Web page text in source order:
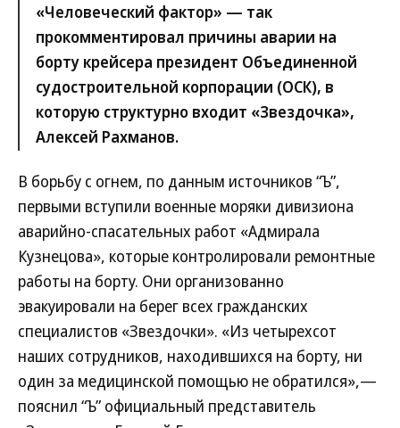
«Человеческий фактор» — так
прокомментировал причины аварии на
борту крейсера президент Объединенной
судостроительной корпорации (ОСК), в
которую структурно входит «Звездочка»,
Алексей Рахманов.
В борьбу с огнем, по данным источников “Ъ”,
первыми вступили военные моряки дивизиона
аварийно-спасательных работ «Адмирала
Кузнецова», которые контролировали ремонтные
работы на борту. Они организованно
эвакуировали на берег всех гражданских
специалистов «Звездочки». «Из четырехсот
наших сотрудников, находившихся на борту, ни
один за медицинской помощью не обратился»,—
пояснил “Ъ” официальный представитель